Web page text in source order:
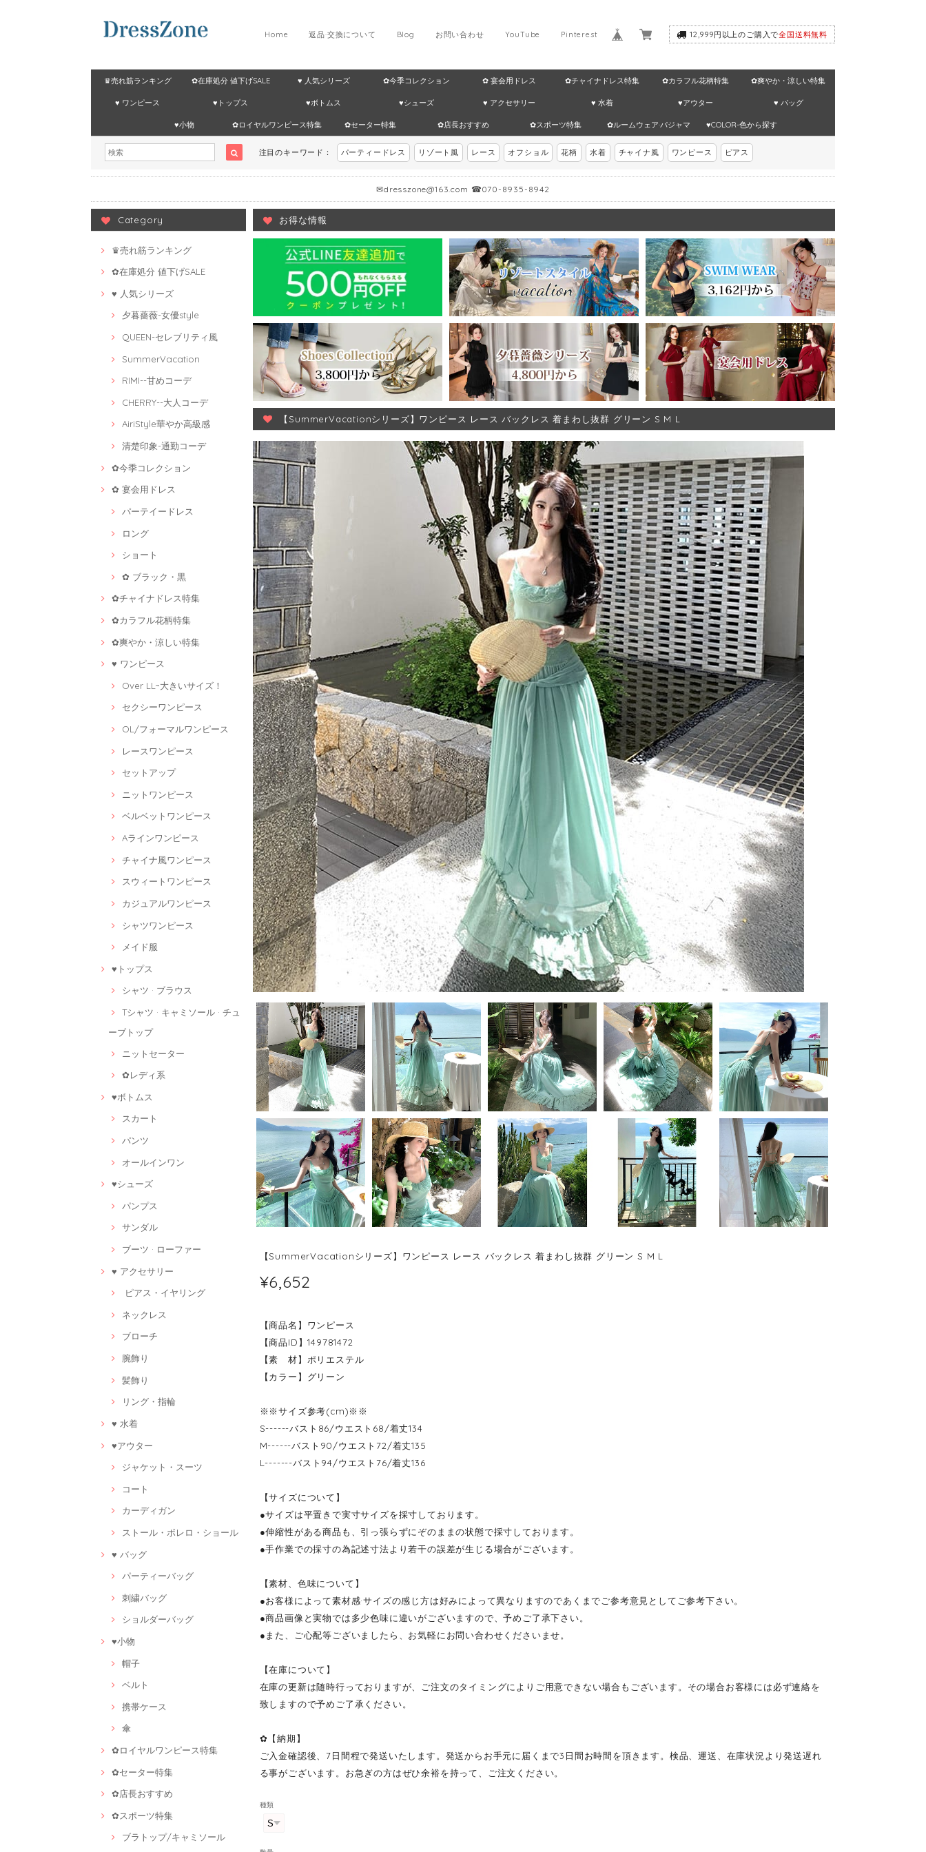
12,999円以上のご購入で全国送料無料
Pinterest
YouTube
お問い合わせ
Blog
返品·交換について
Home
♛売れ筋ランキング ✿在庫処分 値下げSALE ♥ 人気シリーズ ✿今季コレクション ✿ 宴会用ドレス ✿チャイナドレス特集 ✿カラフル花柄特集 ✿爽やか・涼しい特集
♥ ワンピース ♥トップス ♥ボトムス ♥シューズ ♥ アクセサリー ♥ 水着 ♥アウター ♥ バッグ
♥小物 ✿ロイヤルワンピース特集 ✿セーター特集 ✿店長おすすめ ✿スポーツ特集 ✿ルームウェア·パジャマ ♥COLOR-色から探す
注目のキーワード： パーティードレス リゾート風 レース オフショル 花柄 水着 チャイナ風 ワンピース ピアス
✉dresszone@163.com ☎070-8935-8942
Category
♛売れ筋ランキング
✿在庫処分 値下げSALE
♥ 人気シリーズ
夕暮薔薇-女優style
QUEEN-セレブリティ風
SummerVacation
RIMI--甘めコーデ
CHERRY--大人コーデ
AiriStyle華やか高級感
清楚印象-通勤コーデ
✿今季コレクション
✿ 宴会用ドレス
パーテイードレス
ロング
ショート
✿ ブラック・黒
✿チャイナドレス特集
✿カラフル花柄特集
✿爽やか・涼しい特集
♥ ワンピース
Over LL~大きいサイズ！
セクシーワンピース
OL/フォーマルワンピース
レースワンピース
セットアップ
ニットワンピース
ベルベットワンピース
Aラインワンピース
チャイナ風ワンピース
スウィートワンピース
カジュアルワンピース
シャツワンピース
メイド服
♥トップス
シャツ · ブラウス
Tシャツ · キャミソール · チュ
ーブトップ
ニットセーター
✿レディ系
♥ボトムス
スカート
パンツ
オールインワン
♥シューズ
パンプス
サンダル
ブーツ · ローファー
♥ アクセサリー
ピアス・イヤリング
ネックレス
ブローチ
腕飾り
髪飾り
リング・指輪
♥ 水着
♥アウター
ジャケット・スーツ
コート
カーディガン
ストール・ボレロ・ショール
♥ バッグ
パーティーバッグ
刺繍バッグ
ショルダーバッグ
♥小物
帽子
ベルト
携帯ケース
傘
✿ロイヤルワンピース特集
✿セーター特集
✿店長おすすめ
✿スポーツ特集
ブラトップ/キャミソール
お得な情報
【SummerVacationシリーズ】ワンピース レース バックレス 着まわし抜群 グリーン S M L
【SummerVacationシリーズ】ワンピース レース バックレス 着まわし抜群 グリーン S M L
¥6,652
【商品名】ワンピース
【商品ID】149781472
【素 材】ポリエステル
【カラー】グリーン
※※サイズ参考(cm)※※
S------バスト86/ウエスト68/着丈134
M------バスト90/ウエスト72/着丈135
L-------バスト94/ウエスト76/着丈136
【サイズについて】
●サイズは平置きで実寸サイズを採寸しております。
●伸縮性がある商品も、引っ張らずにぞのままの状態で採寸しております。
●手作業での採寸の為記述寸法より若干の誤差が生じる場合がございます。
【素材、色味について】
●お客様によって素材感·サイズの感じ方は好みによって異なりますのであくまでご参考意見としてご参考下さい。
●商品画像と実物では多少色味に違いがございますので、予めご了承下さい。
●また、ご心配等ございましたら、お気軽にお問い合わせくださいませ。
【在庫について】
在庫の更新は随時行っておりますが、ご注文のタイミングによりご用意できない場合もございます。その場合お客様には必ず連絡を
致しますので予めご了承ください。
✿【納期】
ご入金確認後、7日間程で発送いたします。発送からお手元に届くまで3日間お時間を頂きます。検品、運送、在庫状況より発送遅れ
る事がございます。お急ぎの方はぜひ余裕を持って、ご注文ください。
種類